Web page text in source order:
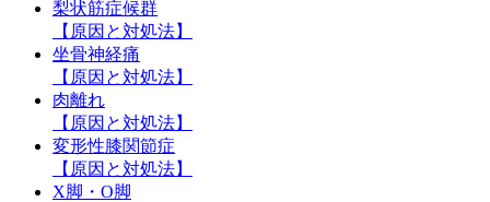
梨状筋症候群
【原因と対処法】
坐骨神経痛
【原因と対処法】
肉離れ
【原因と対処法】
変形性膝関節症
【原因と対処法】
X脚・O脚